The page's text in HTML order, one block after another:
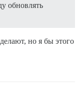
обновлять
но я бы этого